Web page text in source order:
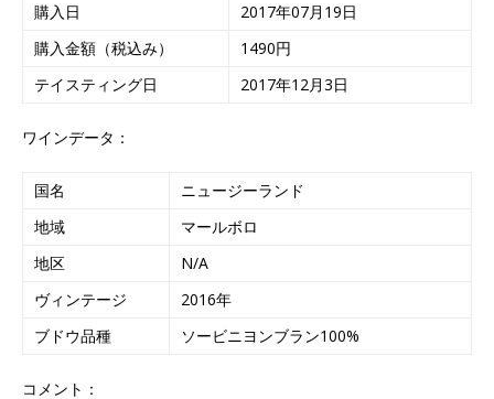
購入日
2017年07月19日
購入金額（税込み）
1490円
テイスティング日
2017年12月3日
ワインデータ：
国名
ニュージーランド
地域
マールボロ
地区
N/A
ヴィンテージ
2016年
ブドウ品種
ソービニヨンブラン100%
コメント：